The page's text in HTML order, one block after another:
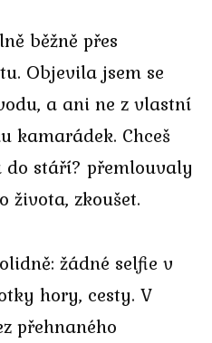
běžně přes
Objevila jsem se
a ani ne z vlastní
kamarádek. Chceš
stáří? přemlouvaly
života, zkoušet.
žádné selfie v
hory, cesty. V
přehnaného